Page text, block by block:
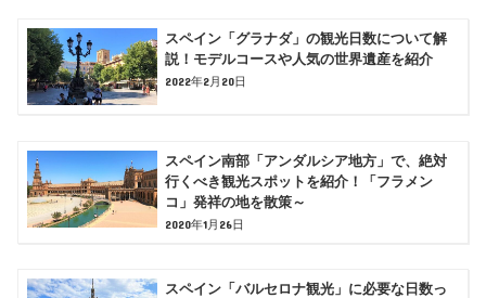
スペイン「グラナダ」の観光日数について解
説！モデルコースや人気の世界遺産を紹介
2022年2月20日
スペイン南部「アンダルシア地方」で、絶対
行くべき観光スポットを紹介！「フラメン
コ」発祥の地を散策～
2020年1月26日
スペイン「バルセロナ観光」に必要な日数っ